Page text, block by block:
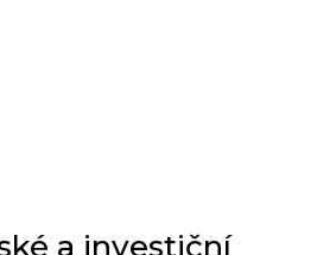
a investiční